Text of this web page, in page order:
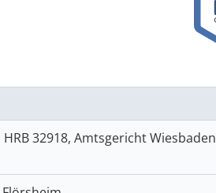
32918, Amtsgericht Wiesbaden